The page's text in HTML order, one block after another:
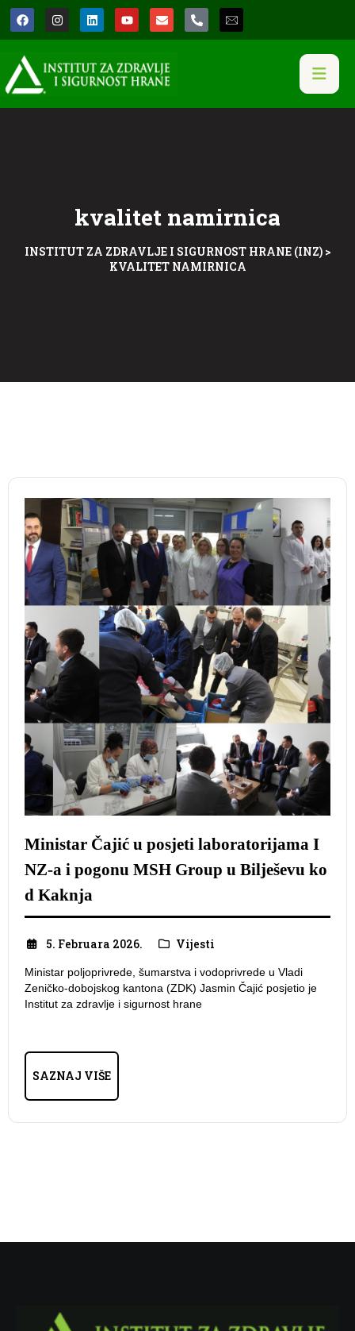
kvalitet namirnica
INSTITUT ZA ZDRAVLJE I SIGURNOST HRANE (INZ)>
KVALITET NAMIRNICA
Ministar Čajić u posjeti laboratorijama I
NZ-a i pogonu MSH Group u Bilješevu ko
d Kaknja
5. Februara 2026. Vijesti
Ministar poljoprivrede, šumarstva i vodoprivrede u Vladi
Zeničko-dobojskog kantona (ZDK) Jasmin Čajić posjetio je
Institut za zdravlje i sigurnost hrane
SAZNAJ VIŠE